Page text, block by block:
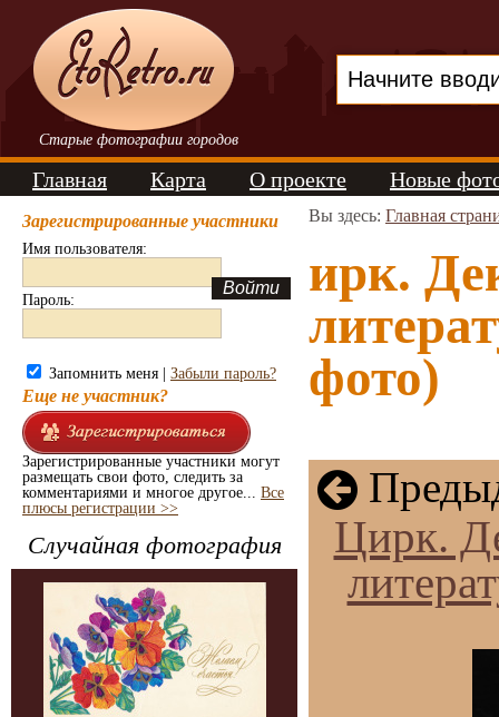
Старые фотографии городов
Главная Карта О проекте Новые
Зарегистрированные участники
Имя пользователя:
Пароль:
Запомнить меня | Забыли пароль?
Еще не участник?
Зарегистрированные участники могут
размещать свои фото, следить за
комментариями и многое другое... Все
плюсы регистрации >>
Случайная фотография
Вы здесь: Главная
ирк.
фото)
Цирк.